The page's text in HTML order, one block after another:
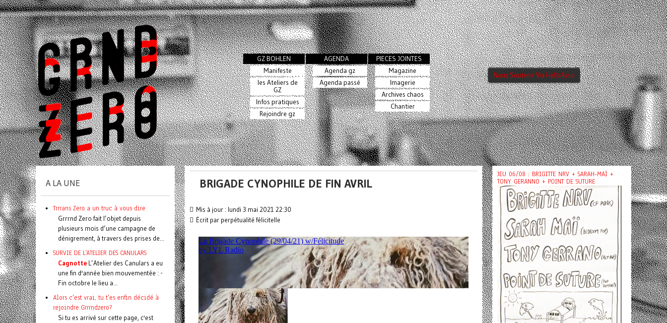
GZ BOHLEN
Manifeste
les Ateliers de
GZ
Infos pratiques
Rejoindre gz
AGENDA
Agenda gz
Agenda passé
PIECES JOINTES
Magazine
Imagerie
Archives chaos
Chantier
Nous Soutenir Via HelloAsso
BRIGADE CYNOPHILE DE FIN AVRIL
Mis à jour : lundi 3 mai 2021 22:30
Écrit par perpétualité félicitelle
A LA UNE
Trrrans Zero a un truc à vous dire
Grrrnd Zero fait l’objet depuis
plusieurs mois d’une campagne de
dénigrement, à travers des prises de...
SURVIE DE L'ATELIER DES CANULARS
Cagnotte L’Atelier des Canulars a eu
une fin d'année bien mouvementée : -
Fin octobre le lieu a...
Alors c'est vrai, tu t'es enfin décidé à
rejoindre Grrrndzero?
Si tu es arrivé sur cette page, c'est
JEU 06/08 : BRIGITTE NRV + SARAH-MAÏ +
TONY GERANNO + POINT DE SUTURE